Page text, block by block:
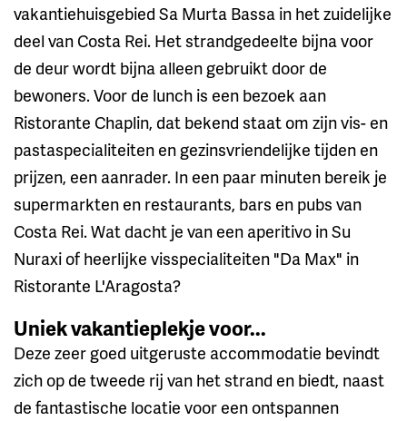
vakantiehuisgebied Sa Murta Bassa in het zuidelijke
deel van Costa Rei. Het strandgedeelte bijna voor
de deur wordt bijna alleen gebruikt door de
bewoners. Voor de lunch is een bezoek aan
Ristorante Chaplin, dat bekend staat om zijn vis- en
pastaspecialiteiten en gezinsvriendelijke tijden en
prijzen, een aanrader. In een paar minuten bereik je
supermarkten en restaurants, bars en pubs van
Costa Rei. Wat dacht je van een aperitivo in Su
Nuraxi of heerlijke visspecialiteiten "Da Max" in
Ristorante L'Aragosta?
Uniek vakantieplekje voor...
Deze zeer goed uitgeruste accommodatie bevindt
zich op de tweede rij van het strand en biedt, naast
de fantastische locatie voor een ontspannen